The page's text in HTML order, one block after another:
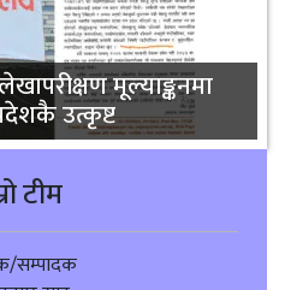
मूल्याङ्कनमा
उत्कृष्ट
टीम
सम्पादक